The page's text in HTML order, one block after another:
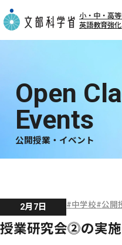
小・中・高
英語教育強
事業概要
AI英語勉強会
事例紹介
公開授業・イベント
2月7日 中学校 公開
授業研究会⓶の実施